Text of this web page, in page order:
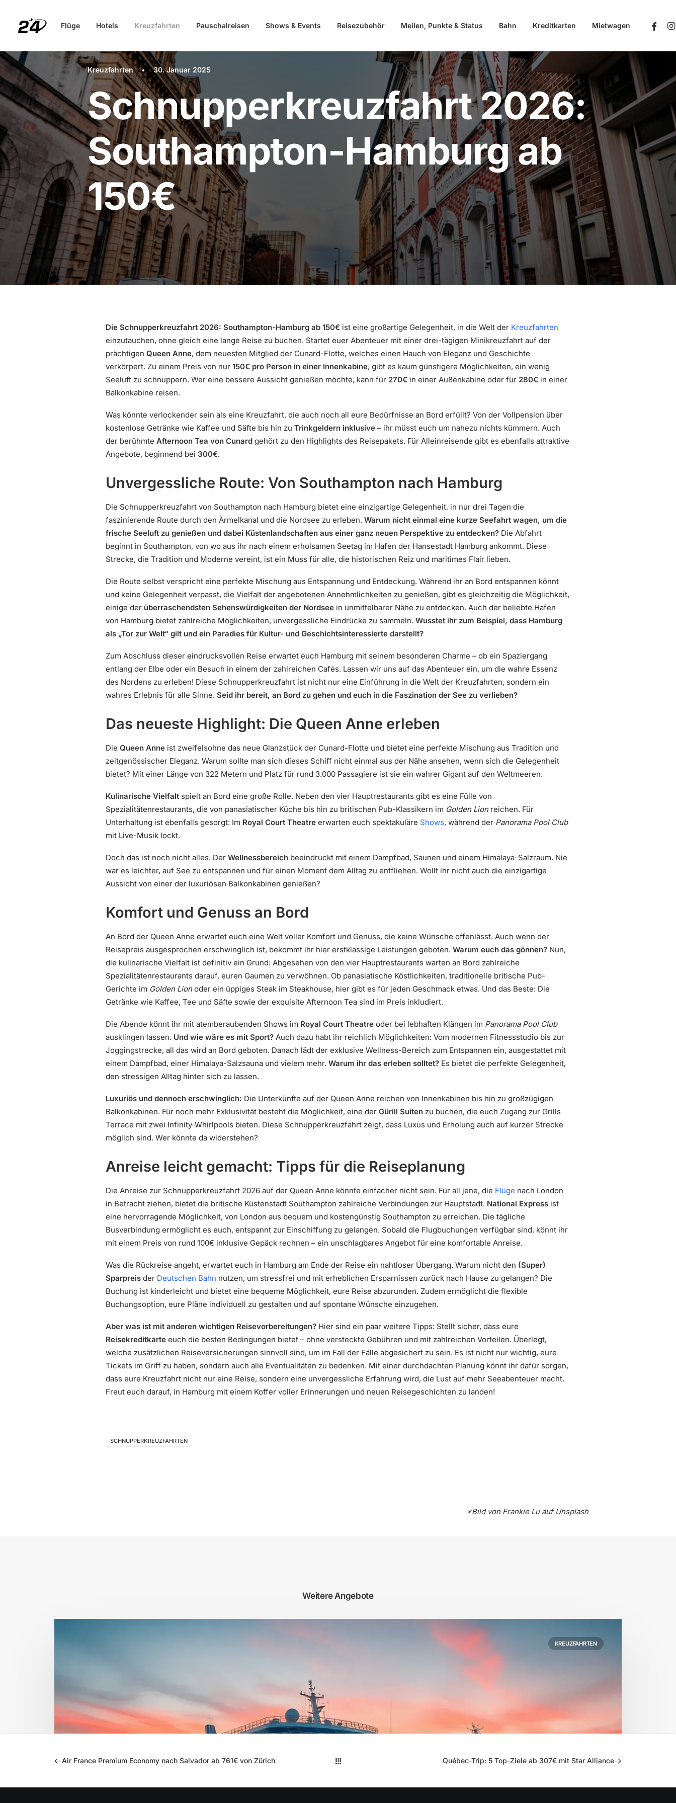
Flüge Hotels Kreuzfahrten Pauschalreisen Shows & Events Reisezubehör Meilen, Punkte & Status Bahn Kreditkarten Mietwagen
Kreuzfahrten • 30. Januar 2025
Schnupperkreuzfahrt 2026:
Southampton-Hamburg ab
150€
Die Schnupperkreuzfahrt 2026: Southampton-Hamburg ab 150€ ist eine großartige Gelegenheit, in die Welt der Kreuzfahrten
einzutauchen, ohne gleich eine lange Reise zu buchen. Startet euer Abenteuer mit einer drei-tägigen Minikreuzfahrt auf der
prächtigen Queen Anne, dem neuesten Mitglied der Cunard-Flotte, welches einen Hauch von Eleganz und Geschichte
verkörpert. Zu einem Preis von nur 150€ pro Person in einer Innenkabine, gibt es kaum günstigere Möglichkeiten, ein wenig
Seeluft zu schnuppern. Wer eine bessere Aussicht genießen möchte, kann für 270€ in einer Außenkabine oder für 280€ in einer
Balkonkabine reisen.
Was könnte verlockender sein als eine Kreuzfahrt, die auch noch all eure Bedürfnisse an Bord erfüllt? Von der Vollpension über
kostenlose Getränke wie Kaffee und Säfte bis hin zu Trinkgeldern inklusive – ihr müsst euch um nahezu nichts kümmern. Auch
der berühmte Afternoon Tea von Cunard gehört zu den Highlights des Reisepakets. Für Alleinreisende gibt es ebenfalls attraktive
Angebote, beginnend bei 300€.
Unvergessliche Route: Von Southampton nach Hamburg
Die Schnupperkreuzfahrt von Southampton nach Hamburg bietet eine einzigartige Gelegenheit, in nur drei Tagen die
faszinierende Route durch den Ärmelkanal und die Nordsee zu erleben. Warum nicht einmal eine kurze Seefahrt wagen, um die
frische Seeluft zu genießen und dabei Küstenlandschaften aus einer ganz neuen Perspektive zu entdecken? Die Abfahrt
beginnt in Southampton, von wo aus ihr nach einem erholsamen Seetag im Hafen der Hansestadt Hamburg ankommt. Diese
Strecke, die Tradition und Moderne vereint, ist ein Muss für alle, die historischen Reiz und maritimes Flair lieben.
Die Route selbst verspricht eine perfekte Mischung aus Entspannung und Entdeckung. Während ihr an Bord entspannen könnt
und keine Gelegenheit verpasst, die Vielfalt der angebotenen Annehmlichkeiten zu genießen, gibt es gleichzeitig die Möglichkeit,
einige der überraschendsten Sehenswürdigkeiten der Nordsee in unmittelbarer Nähe zu entdecken. Auch der beliebte Hafen
von Hamburg bietet zahlreiche Möglichkeiten, unvergessliche Eindrücke zu sammeln. Wusstet ihr zum Beispiel, dass Hamburg
als „Tor zur Welt“ gilt und ein Paradies für Kultur- und Geschichtsinteressierte darstellt?
Zum Abschluss dieser eindrucksvollen Reise erwartet euch Hamburg mit seinem besonderen Charme – ob ein Spaziergang
entlang der Elbe oder ein Besuch in einem der zahlreichen Cafés. Lassen wir uns auf das Abenteuer ein, um die wahre Essenz
des Nordens zu erleben! Diese Schnupperkreuzfahrt ist nicht nur eine Einführung in die Welt der Kreuzfahrten, sondern ein
wahres Erlebnis für alle Sinne. Seid ihr bereit, an Bord zu gehen und euch in die Faszination der See zu verlieben?
Das neueste Highlight: Die Queen Anne erleben
Die Queen Anne ist zweifelsohne das neue Glanzstück der Cunard-Flotte und bietet eine perfekte Mischung aus Tradition und
zeitgenössischer Eleganz. Warum sollte man sich dieses Schiff nicht einmal aus der Nähe ansehen, wenn sich die Gelegenheit
bietet? Mit einer Länge von 322 Metern und Platz für rund 3.000 Passagiere ist sie ein wahrer Gigant auf den Weltmeeren.
Kulinarische Vielfalt spielt an Bord eine große Rolle. Neben den vier Hauptrestaurants gibt es eine Fülle von
Spezialitätenrestaurants, die von panasiatischer Küche bis hin zu britischen Pub-Klassikern im Golden Lionreichen. Für
Unterhaltung ist ebenfalls gesorgt: Im Royal Court Theatre erwarten euch spektakuläre Shows, während der Panorama Pool Club
mit Live-Musik lockt.
Doch das ist noch nicht alles. Der Wellnessbereich beeindruckt mit einem Dampfbad, Saunen und einem Himalaya-Salzraum. Nie
war es leichter, auf See zu entspannen und für einen Moment dem Alltag zu entfliehen. Wollt ihr nicht auch die einzigartige
Aussicht von einer der luxuriösen Balkonkabinen genießen?
Komfort und Genuss an Bord
An Bord der Queen Anne erwartet euch eine Welt voller Komfort und Genuss, die keine Wünsche offenlässt. Auch wenn der
Reisepreis ausgesprochen erschwinglich ist, bekommt ihr hier erstklassige Leistungen geboten. Warum euch das gönnen? Nun,
die kulinarische Vielfalt ist definitiv ein Grund: Abgesehen von den vier Hauptrestaurants warten an Bord zahlreiche
Spezialitätenrestaurants darauf, euren Gaumen zu verwöhnen. Ob panasiatische Köstlichkeiten, traditionelle britische Pub-
Gerichte im Golden Lionoder ein üppiges Steak im Steakhouse, hier gibt es für jeden Geschmack etwas. Und das Beste: Die
Getränke wie Kaffee, Tee und Säfte sowie der exquisite Afternoon Tea sind im Preis inkludiert.
Die Abende könnt ihr mit atemberaubenden Shows im Royal Court Theatre oder bei lebhaften Klängen im Panorama Pool Club
ausklingen lassen. Und wie wäre es mit Sport? Auch dazu habt ihr reichlich Möglichkeiten: Vom modernen Fitnessstudio bis zur
Joggingstrecke, all das wird an Bord geboten. Danach lädt der exklusive Wellness-Bereich zum Entspannen ein, ausgestattet mit
einem Dampfbad, einer Himalaya-Salzsauna und vielem mehr. Warum ihr das erleben solltet? Es bietet die perfekte Gelegenheit,
den stressigen Alltag hinter sich zu lassen.
Luxuriös und dennoch erschwinglich: Die Unterkünfte auf der Queen Anne reichen von Innenkabinen bis hin zu großzügigen
Balkonkabinen. Für noch mehr Exklusivität besteht die Möglichkeit, eine der Gürill Suiten zu buchen, die euch Zugang zur Grills
Terrace mit zwei Infinity-Whirlpools bieten. Diese Schnupperkreuzfahrt zeigt, dass Luxus und Erholung auch auf kurzer Strecke
möglich sind. Wer könnte da widerstehen?
Anreise leicht gemacht: Tipps für die Reiseplanung
Die Anreise zur Schnupperkreuzfahrt 2026 auf der Queen Anne könnte einfacher nicht sein. Für all jene, die Flüge nach London
in Betracht ziehen, bietet die britische Küstenstadt Southampton zahlreiche Verbindungen zur Hauptstadt. National Express ist
eine hervorragende Möglichkeit, von London aus bequem und kostengünstig Southampton zu erreichen. Die tägliche
Busverbindung ermöglicht es euch, entspannt zur Einschiffung zu gelangen. Sobald die Flugbuchungen verfügbar sind, könnt ihr
mit einem Preis von rund 100€ inklusive Gepäck rechnen – ein unschlagbares Angebot für eine komfortable Anreise.
Was die Rückreise angeht, erwartet euch in Hamburg am Ende der Reise ein nahtloser Übergang. Warum nicht den (Super)
Sparpreis der Deutschen Bahn nutzen, um stressfrei und mit erheblichen Ersparnissen zurück nach Hause zu gelangen? Die
Buchung ist kinderleicht und bietet eine bequeme Möglichkeit, eure Reise abzurunden. Zudem ermöglicht die flexible
Buchungsoption, eure Pläne individuell zu gestalten und auf spontane Wünsche einzugehen.
Aber was ist mit anderen wichtigen Reisevorbereitungen? Hier sind ein paar weitere Tipps: Stellt sicher, dass eure
Reisekreditkarte euch die besten Bedingungen bietet – ohne versteckte Gebühren und mit zahlreichen Vorteilen. Überlegt,
welche zusätzlichen Reiseversicherungen sinnvoll sind, um im Fall der Fälle abgesichert zu sein. Es ist nicht nur wichtig, eure
Tickets im Griff zu haben, sondern auch alle Eventualitäten zu bedenken. Mit einer durchdachten Planung könnt ihr dafür sorgen,
dass eure Kreuzfahrt nicht nur eine Reise, sondern eine unvergessliche Erfahrung wird, die Lust auf mehr Seeabenteuer macht.
Freut euch darauf, in Hamburg mit einem Koffer voller Erinnerungen und neuen Reisegeschichten zu landen!
SCHNUPPERKREUZFAHRTEN
*Bild von Frankie Luauf Unsplash
Weitere Angebote
KREUZFAHRTEN
Air France Premium Economy nach Salvador ab 761€ von Zürich Québec-Trip: 5 Top-Ziele ab 307€ mit Star Alliance